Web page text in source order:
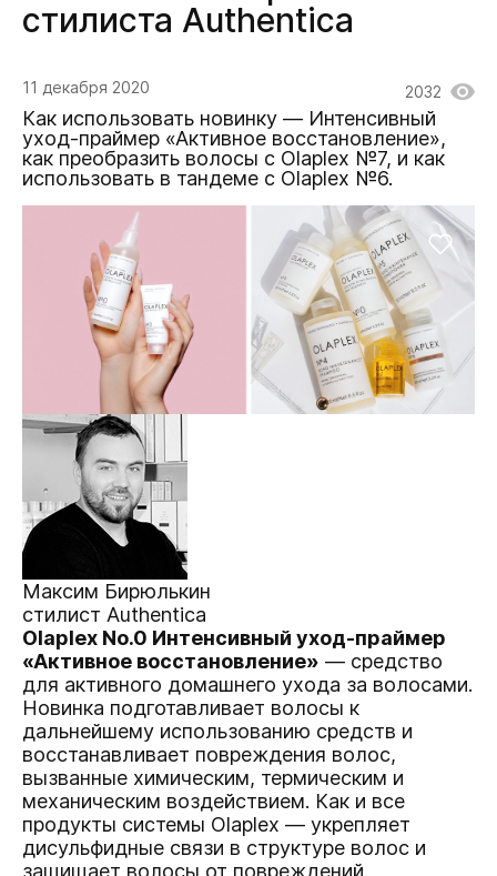
стилиста Authentica
11 декабря 2020 2032
Как использовать новинку — Интенсивный
уход-праймер «Активное восстановление»,
как преобразить волосы с Olaplex №7, и как
использовать в тандеме с Olaplex №6.
Максим Бирюлькин
стилист Authentica
Olaplex No.0 Интенсивный уход-праймер
«Активное восстановление» — средство
для активного домашнего ухода за волосами.
Новинка подготавливает волосы к
дальнейшему использованию средств и
восстанавливает повреждения волос,
вызванные химическим, термическим и
механическим воздействием. Как и все
продукты системы Olaplex — укрепляет
дисульфидные связи в структуре волос и
защищает волосы от повреждений.